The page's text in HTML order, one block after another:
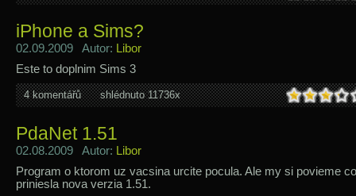
iPhone a Sims?
02.09.2009 Autor: Libor
Este to doplnim Sims 3
4 komentářů shlédnuto 11736x
PdaNet 1.51
02.08.2009 Autor: Libor
Program o ktorom uz vacsina urcite pocula. Ale my si povieme co
priniesla nova verzia 1.51.